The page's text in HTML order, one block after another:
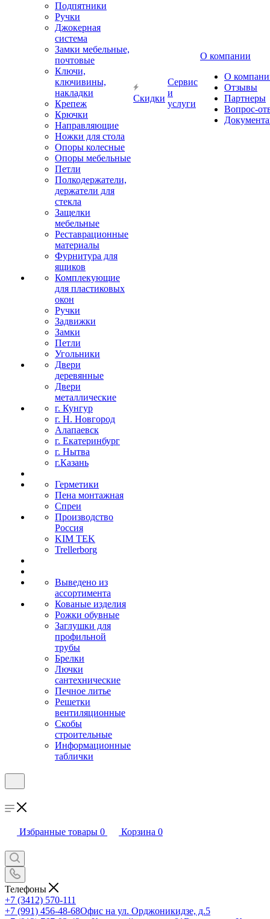
Подпятники
Ручки
Джокерная
система
Замки мебельные,
почтовые
Ключи,
ключивины,
накладки
Крепеж
Крючки
Направляющие
Ножки для стола
Опоры колесные
Опоры мебельные
Петли
Полкодержатели,
держатели для
стекла
Защелки
мебельные
Реставрационные
материалы
Фурнитура для
ящиков
Комплекующие
для пластиковых
окон
Ручки
Задвижки
Замки
Петли
Угольники
Двери
деревянные
Двери
металлические
г. Кунгур
г. Н. Новгород
Алапаевск
г. Екатеринбург
г. Нытва
г.Казань
Герметики
Пена монтажная
Спреи
Производство
Россия
KIM TEK
Trellerborg
Выведено из
ассортимента
Кованые изделия
Рожки обувные
Заглушки для
профильной
трубы
Брелки
Лючки
сантехнические
Печное литье
Решетки
вентиляционные
Скобы
строительные
Информационные
таблички
Скидки
Сервис
и
услуги
О компании
О
Отзывы
Партнеры
Вопрос-
Избранные товары 0 Корзина 0
Телефоны
+7 (3412) 570-111
+7 (991) 456-48-68Офис на ул. Орджоникидзе, д.5